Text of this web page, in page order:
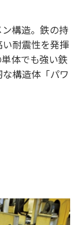
構造。鉄の持
耐震性を発揮
体でも強い鉄
構造体「パワ